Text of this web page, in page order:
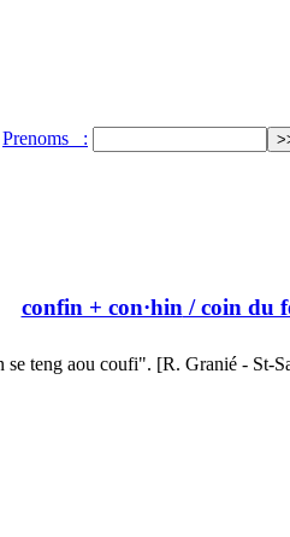
Prenoms :
confin + con·hin/ coin du
se teng aou coufi". [R. Granié - St-